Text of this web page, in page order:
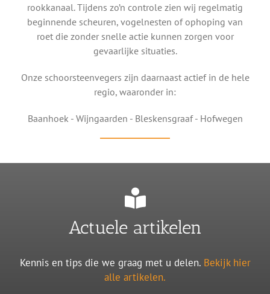
rookkanaal. Tijdens zo’n controle zien wij regelmatig
beginnende scheuren, vogelnesten of ophoping van
roet die zonder snelle actie kunnen zorgen voor
gevaarlijke situaties.
Onze schoorsteenvegers zijn daarnaast actief in de hele
regio, waaronder in:
Baanhoek - Wijngaarden - Bleskensgraaf - Hofwegen
Actuele artikelen
Kennis en tips die we graag met u delen. Bekijk hier
alle artikelen.